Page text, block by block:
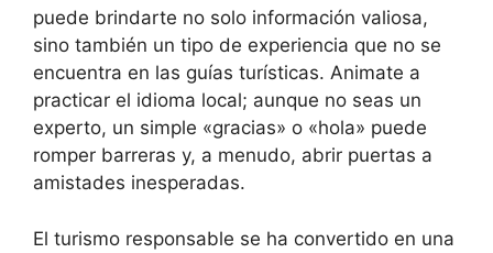
puede brindarte no solo información valiosa,
sino también un tipo de experiencia que no se
encuentra en las guías turísticas. Animate a
practicar el idioma local; aunque no seas un
experto, un simple «gracias» o «hola» puede
romper barreras y, a menudo, abrir puertas a
amistades inesperadas.
El turismo responsable se ha convertido en una